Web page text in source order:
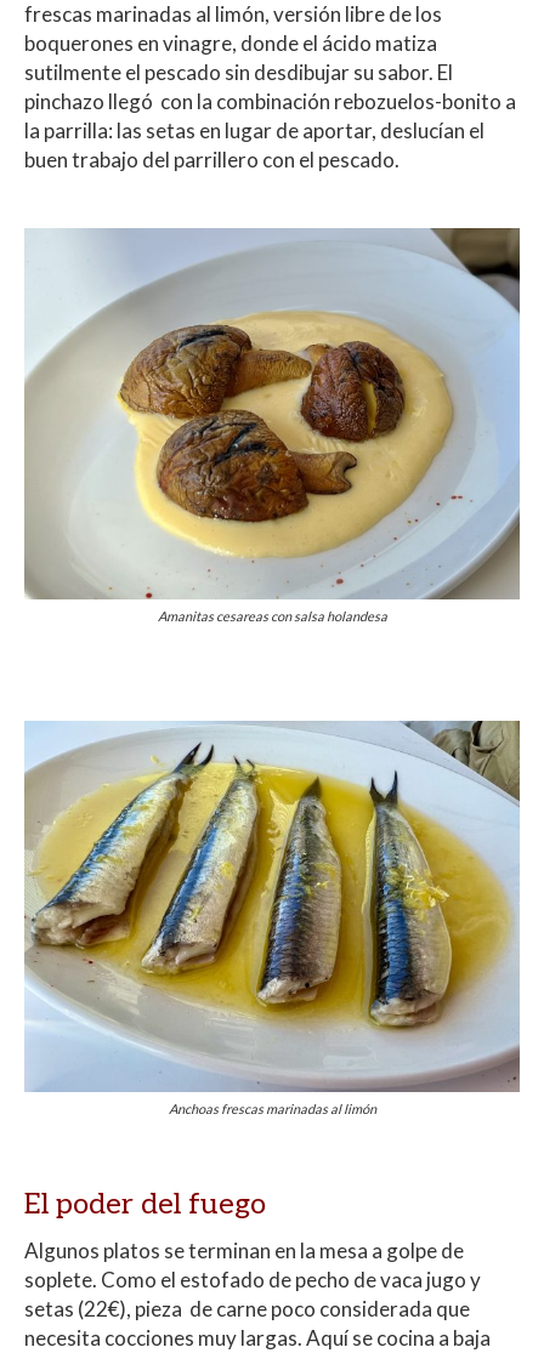
frescas marinadas al limón, versión libre de los
boquerones en vinagre, donde el ácido matiza
sutilmente el pescado sin desdibujar su sabor. El
pinchazo llegó con la combinación rebozuelos-bonito a
la parrilla: las setas en lugar de aportar, deslucían el
buen trabajo del parrillero con el pescado.
Amanitas cesareas con salsa holandesa
Anchoas frescas marinadas al limón
El poder del fuego
Algunos platos se terminan en la mesa a golpe de
soplete. Como el estofado de pecho de vaca jugo y
setas (22€), pieza de carne poco considerada que
necesita cocciones muy largas. Aquí se cocina a baja